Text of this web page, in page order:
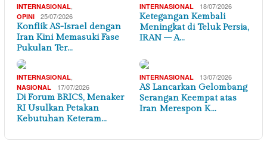
INTERNASIONAL
OPINI 25/07/2026
Konflik AS-Israel dengan
Iran Kini Memasuki Fase
Pukulan Ter…
INTERNASIONAL 18/07/2026
Ketegangan Kembali
Meningkat di Teluk Persia,
IRAN – A…
INTERNASIONAL
NASIONAL 17/07/2026
Di Forum BRICS, Menaker
RI Usulkan Petakan
Kebutuhan Keteram…
INTERNASIONAL 13/07/2026
AS Lancarkan Gelombang
Serangan Keempat atas
Iran Merespon K…